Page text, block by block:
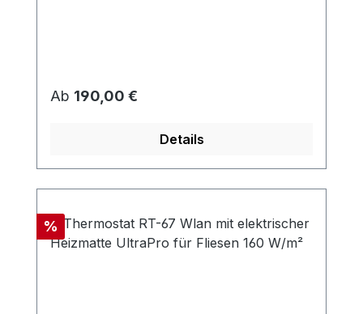
Regulärer Preis:
Ab 190,00 €
Details
Rabatt
%